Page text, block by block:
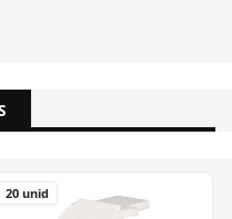
20 unid